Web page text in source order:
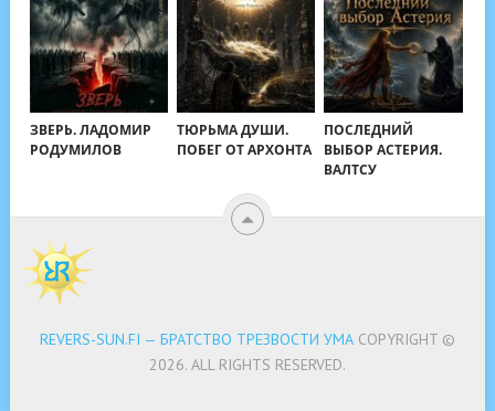
ЗВЕРЬ. ЛАДОМИР
РОДУМИЛОВ
ТЮРЬМА ДУШИ.
ПОБЕГ ОТ АРХОНТА
ПОСЛЕДНИЙ
ВЫБОР АСТЕРИЯ.
ВАЛТСУ
REVERS-SUN.FI — БРАТСТВО ТРЕЗВОСТИ УМАCOPYRIGHT ©
2026. ALL RIGHTS RESERVED.